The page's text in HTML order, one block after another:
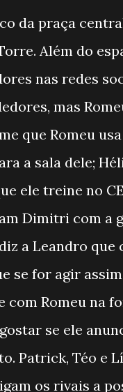
da praça
Além do
nas redes
mas
que Romeu
a sala dele;
ele treine no
Dimitri com a
a Leandro
se for agir
Romeu na
se ele
Patrick, Téo e
os rivais a